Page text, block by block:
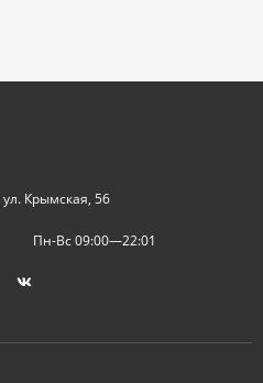
Крымская, 56
Пн-Вс 09:00—22:01